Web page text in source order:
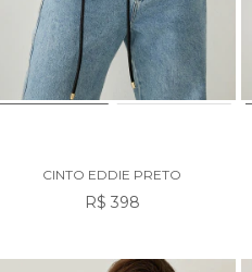
CINTO EDDIE PRETO
R$ 398